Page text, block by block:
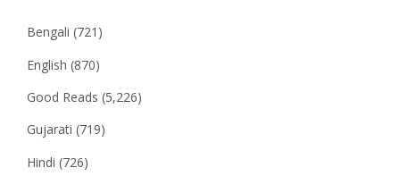
Bengali (721)
English (870)
Good Reads (5,226)
Gujarati (719)
Hindi (726)